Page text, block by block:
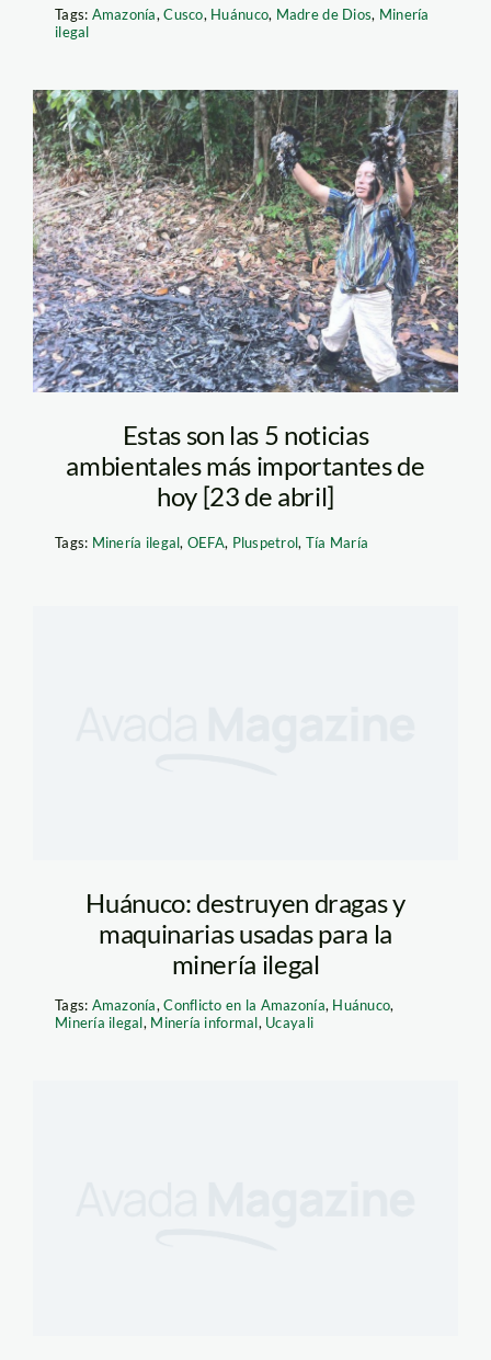
Tags: Amazonía,Cusco, Huánuco, Madre de Dios, Minería
ilegal
foto
Pluspetrol_defensores
de la madre tierra
Estas son las 5 noticias
ambientales más importantes de
hoy [23 de abril]
Tags: Minería ilegal, OEFA, Pluspetrol, Tía María
Huánuco: destruyen dragas y
maquinarias usadas para la
minería ilegal
Tags: Amazonía,Conflicto en la Amazonía, Huánuco,
Minería ilegal, Minería informal, Ucayali